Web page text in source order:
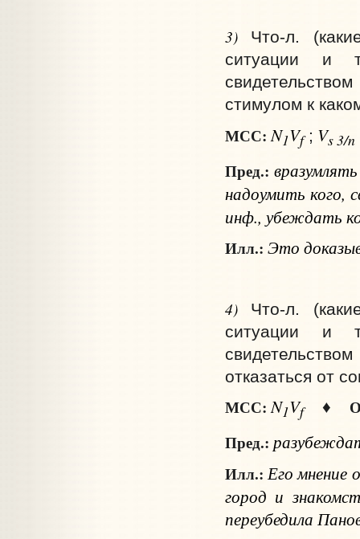
3)
Что‑л.
ситуации и
стимулом к
МСС: N1Vf; Vs 3/n
Пред.:
надоумить кого,
инф., убеждать
Илл.: Это
4)
Что‑л.
ситуации и
отказаться от
МСС: N1Vf ♦
Пред.:
Илл.: Его мнение
город и
переубедила